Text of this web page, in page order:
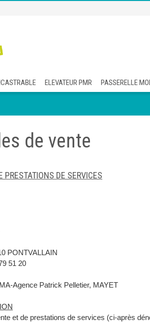
ELEVATEUR PMR PASSERELLE
de vente
PRESTATIONS DE SERVICES
PONTVALLAIN
51 20
Agence Patrick Pelletier, MAYET
et de prestations de services (ci-après